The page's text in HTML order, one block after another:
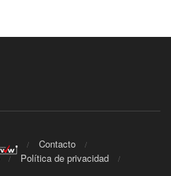
Contacto
Política de privacidad